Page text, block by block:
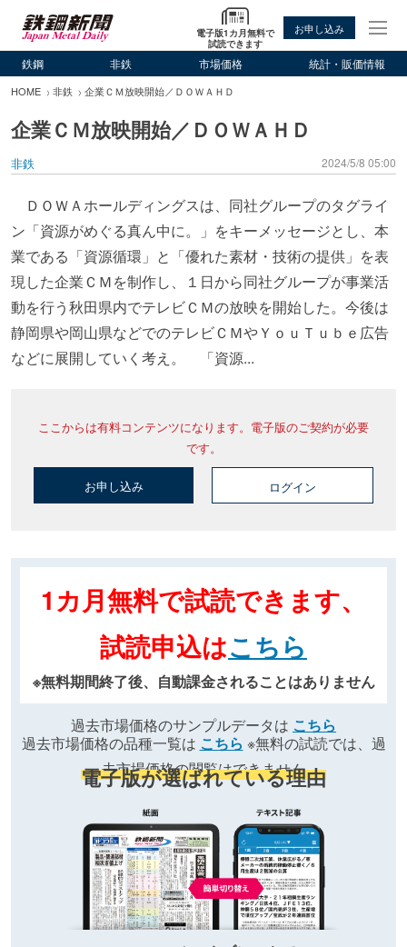
電子版1カ月無料で
試読できます
お申し込み
鉄鋼 非鉄 市場価格 統計・販価情報
HOME 非鉄 企業ＣＭ放映開始／ＤＯＷＡＨＤ
企業ＣＭ放映開始／ＤＯＷＡＨＤ
非鉄 2024/5/8 05:00
ＤＯＷＡホールディングスは、同社グループのタグライ
ン「資源がめぐる真ん中に。」をキーメッセージとし、本
業である「資源循環」と「優れた素材・技術の提供」を表
現した企業ＣＭを制作し、１日から同社グループが事業活
動を行う秋田県内でテレビＣＭの放映を開始した。今後は
静岡県や岡山県などでのテレビＣＭやＹｏｕＴｕｂｅ広告
などに展開していく考え。 「資源...
ここからは有料コンテンツになります。電子版のご契約が必要
です。
お申し込み ログイン
1カ月無料で試読できます、
試読申込はこちら
※無料期間終了後、自動課金されることはありません
過去市場価格のサンプルデータは こちら
過去市場価格の品種一覧は こちら ※無料の試読では、過
去市場価格の閲覧はできません
電子版が選ばれている理由